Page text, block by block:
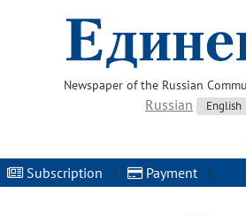
Newspaper of the Russian
Russian English
Subscription | Payment |